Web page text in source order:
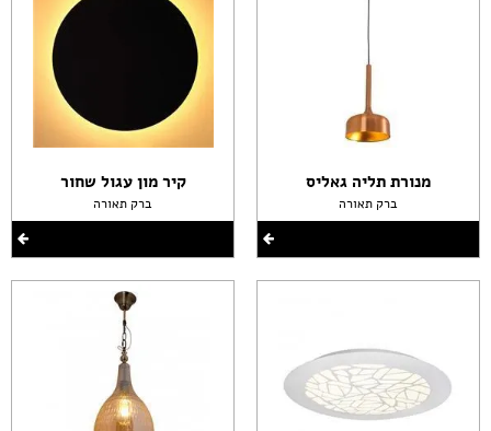
מנורת תליה גאליס
ברק תאורה
קיר מון עגול שחור
ברק תאורה